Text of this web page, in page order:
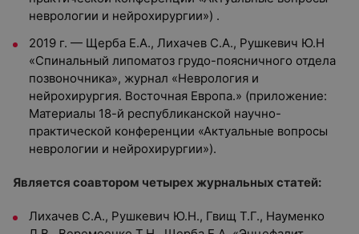
неврологии и нейрохирургии») .
2019 г. — Щерба Е.А., Лихачев С.А., Рушкевич Ю.Н
«Спинальный липоматоз грудо-поясничного отдела
позвоночника», журнал «Неврология и
нейрохирургия. Восточная Европа.» (приложение:
Материалы 18-й республиканской научно-
практической конференции «Актуальные вопросы
неврологии и нейрохирургии»).
Является соавтором четырех журнальных статей:
Лихачев С.А., Рушкевич Ю.Н., Гвищ Т.Г., Науменко